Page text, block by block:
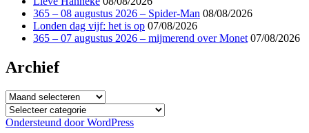
365 – 08 augustus 2026 – Spider-Man 08/08/2026
Londen dag vijf: het is op 07/08/2026
365 – 07 augustus 2026 – mijmerend over Monet 07/08/2026
Archief
Archief
Categorieën
Ondersteund door WordPress